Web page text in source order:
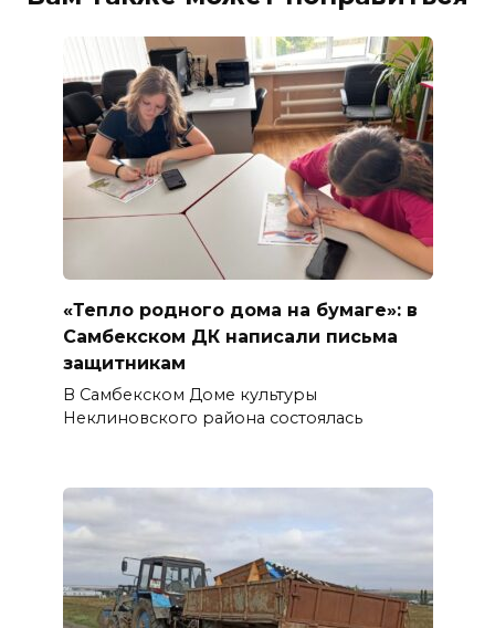
«Тепло родного дома на бумаге»: в
Самбекском ДК написали письма
защитникам
В Самбекском Доме культуры
Неклиновского района состоялась